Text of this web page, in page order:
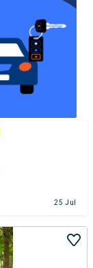
25 Jul